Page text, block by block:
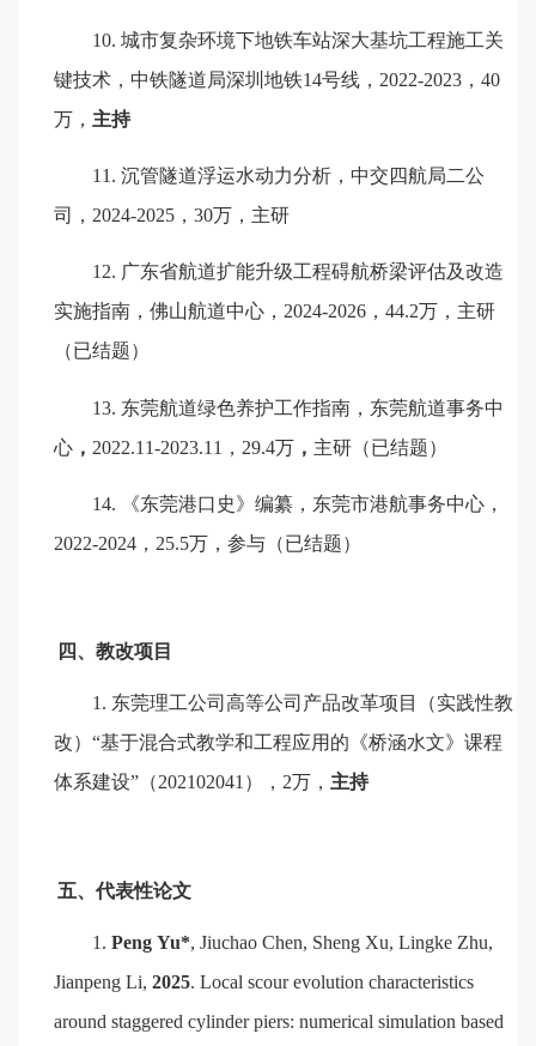
10.城市复杂环境下地铁车站深大基坑工程施工关
键技术，中铁隧道局深圳地铁14号线， 2022-2023 ， 40
万， 主持
11.沉管隧道浮运水动力分析，中交四航局二公
司， 2024-2025 ， 30万， 主研
12. 广东省航道扩能升级工程碍航桥梁评估及改造
实施指南，佛山航道中心， 2024-2026 ， 44.2万， 主研
（已结题）
13. 东莞航道绿色养护工作指南，东莞航道事务中
心 ， 2022.11-2023.11 ， 29.4万 ， 主研 （已结题）
14.
《东莞港口史》编纂，东莞市港航事务中心，
2022-2024 ， 25.5万，参与（已结题）
四、教改项目
1. 东莞理工公司高等公司产品改革项目（实践性教
改） “基于混合式教学和工程应用的《桥涵水文》课程
体系建设” （202102041）， 2万， 主持
五、代表性论文
1.Peng Yu*, Jiuchao Chen, Sheng Xu, Lingke Zhu,
Jianpeng Li, 2025. Local scour evolution characteristics
around staggered cylinder piers: numerical simulation based